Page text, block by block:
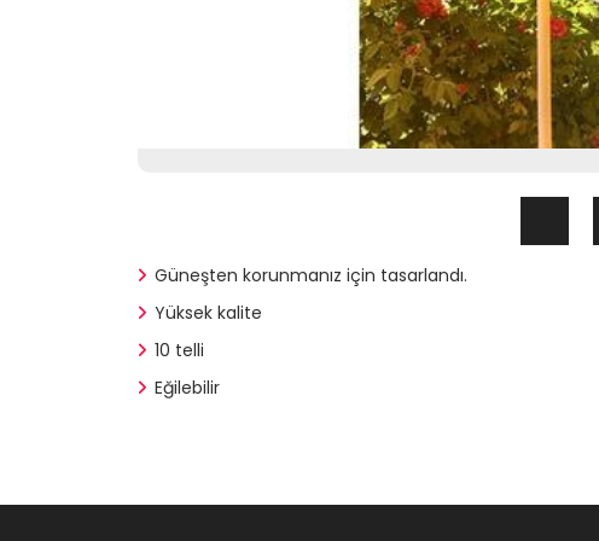
Güneşten korunmanız için tasarlandı.
Yüksek kalite
10 telli
Eğilebilir